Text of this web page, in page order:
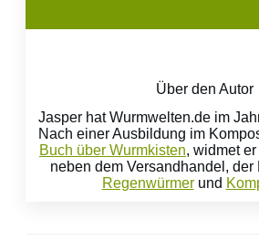
Über den Autor
Jasper hat Wurmwelten.de im
Nach einer Ausbildung im
Buch über Wurmkisten, widmet
neben dem Versandhandel, der
Regenwürmerund